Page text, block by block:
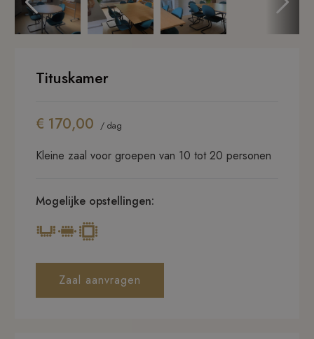
Tituskamer
€ 170,00 / dag
Kleine zaal voor groepen van 10 tot 20 personen
Mogelijke opstellingen:
Zaal aanvragen